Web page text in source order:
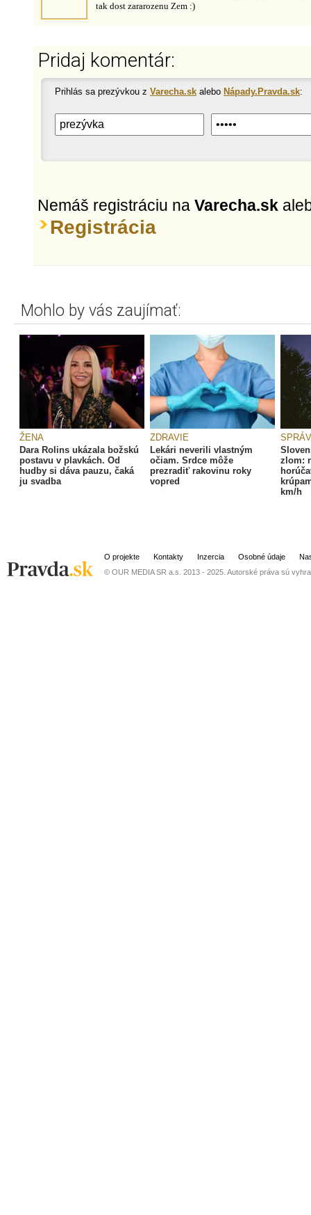
tak dost zararozenu Zem :)
Pridaj komentár:
Prihlás sa prezývkou z Varecha.sk alebo Nápady.Pravda.sk:
Nemáš registráciu na Varecha.sk
Registrácia
Mohlo by vás zaujímať:
ŽENA
Dara Rolins ukázala božskú
postavu v plavkách. Od
hudby si dáva pauzu, čaká
ju svadba
ZDRAVIE
Lekári neverili vlastným
očiam. Srdce môže
prezradiť rakovinu roky
vopred
zlom:
km/h
O projekte Kontakty Inzercia Osobné údaje
© OUR MEDIA SR a.s. 2013 - 2025. Autorské práva sú